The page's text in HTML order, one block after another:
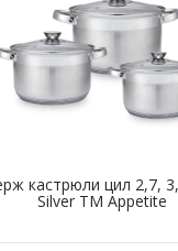
кастрюли цил 2,7,
Silver ТМ Appetite